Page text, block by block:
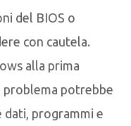
del BIOS o
con cautela.
alla prima
problema potrebbe
dati, programmi e